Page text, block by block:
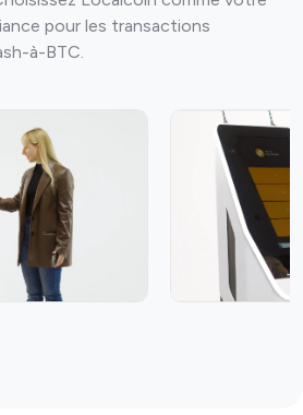
pour les transactions
à-BTC.